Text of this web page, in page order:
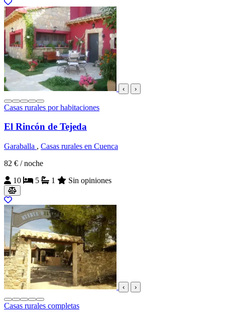
‹ ›
Casas rurales por habitaciones
El Rincón de Tejeda
Garaballa , Casas rurales en Cuenca
82 € / noche
10
5 1 Sin opiniones
‹ ›
Casas rurales completas